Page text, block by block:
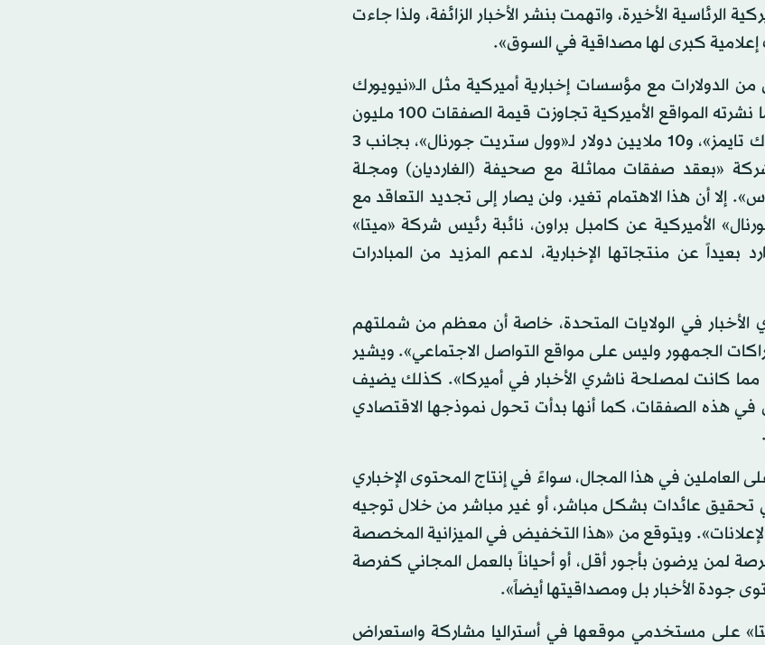
الرئاسية الأخيرة، واتهمت بنشر الأخبار الزائفة، ولذا جاءت
كبرى لها مصداقية في السوق».
عقوداً بعشرات الملايين من الدولارات مع مؤسسات إخبارية أميركية مثل الـ«نيويورك
تايمز» والـ«وول ستريت جورنال» والـ«واشنطن بوست». وحسب ما نشرته المواقع الأميركية تجاوزت قيمة الصفقات 100 مليون
دولار، منها دفع «ميتا» بموجب الصفقة 20 مليون دولار لـ«نيويورك تايمز»، و10 ملايين دولار لـ«وول ستريت جورنال»، بجانب 3
«بعقد صفقات مماثلة مع صحيفة (الغارديان) ومجلة
وفقاً لموقع «أكسيوس». إلا أن هذا الاهتمام تغير، ولن يصار إلى تجديد التعاقد مع
الأميركية عن كامبل براون، نائبة رئيس شركة «ميتا»
بعيداً عن منتجاتها الإخبارية، لدعم المزيد من المبادرات
الأخبار في الولايات المتحدة، خاصة أن معظم من شملتهم
الجمهور وليس على مواقع التواصل الاجتماعي». ويشير
مما كانت لمصلحة ناشري الأخبار في أميركا». كذلك يضيف
في هذه الصفقات، كما أنها بدأت تحول نموذجها الاقتصادي
العاملين في هذا المجال، سواءً في إنتاج المحتوى الإخباري
عائدات بشكل مباشر، أو غير مباشر من خلال توجيه
ويتوقع من «هذا التخفيض في الميزانية المخصصة
لمن يرضون بأجور أقل، أو أحياناً بالعمل المجاني كفرصة
جودة الأخبار بل ومصداقيتها أيضاً».
على مستخدمي موقعها في أستراليا مشاركة واستعراض